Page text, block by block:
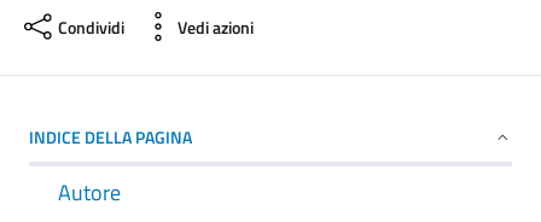
Condividi Vedi azioni
INDICE DELLA PAGINA
Autore